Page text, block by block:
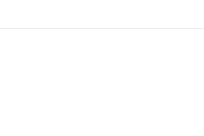
डीएम डॉ0 आशीष चौहान ने की समीक्षा बैठक